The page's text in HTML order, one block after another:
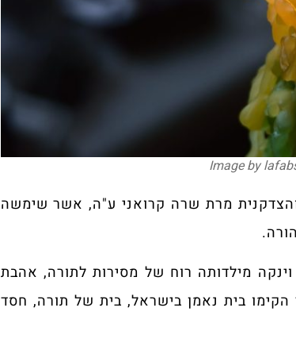
מרת שרה קרואני ע"ה, אשר שימשה
מילדותה רוח של מסירות לתורה, אהבת
הקימו בית נאמן בישראל, בית של תורה, חסד